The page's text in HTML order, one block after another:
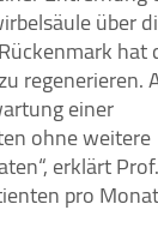
über
hat
regenerieren.
einer
ohne weitere
erklärt Prof.
pro